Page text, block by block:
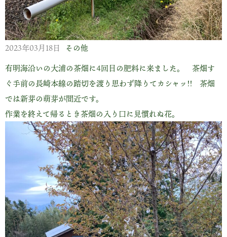
2023年03月18日
その他
有明海沿いの大浦の茶畑に4回目の肥料に来ました。 茶畑す
ぐ手前の長崎本線の踏切を渡り思わず降りてカシャッ!! 茶畑
では新芽の萌芽が間近です。
作業を終えて帰るとき茶畑の入り口に見慣れぬ花。